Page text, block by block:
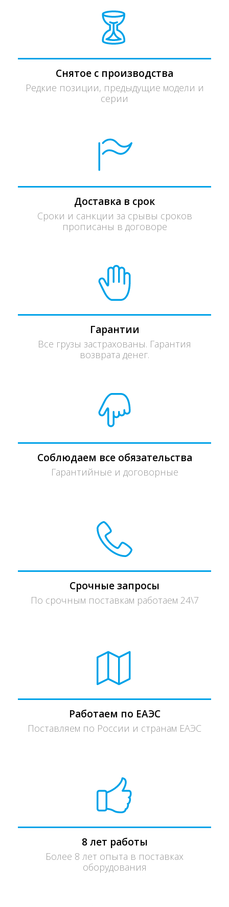
Снятое с производства
Редкие позиции, предыдущие модели и
серии
Доставка в срок
Сроки и санкции за срывы сроков
прописаны в договоре
Гарантии
Все грузы застрахованы. Гарантия
возврата денег.
Соблюдаем все обязательства
Гарантийные и договорные
Срочные запросы
По срочным поставкам работаем 24\7
Работаем по ЕАЭС
Поставляем по России и странам ЕАЭС
8 лет работы
Более 8 лет опыта в поставках
оборудования